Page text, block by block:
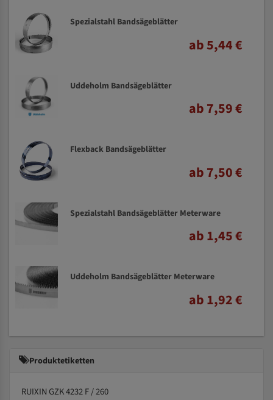
Spezialstahl Bandsägeblätter
ab 5,44 €
Uddeholm Bandsägeblätter
ab 7,59 €
Flexback Bandsägeblätter
ab 7,50 €
Spezialstahl Bandsägeblätter Meterware
ab 1,45 €
Uddeholm Bandsägeblätter Meterware
ab 1,92 €
Produktetiketten
RUIXIN GZK 4232 F / 260